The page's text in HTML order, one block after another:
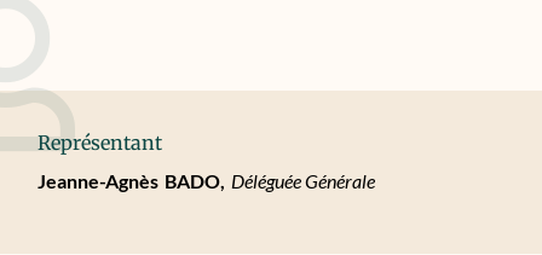
Représentant
Jeanne-Agnès BADO, Déléguée Générale